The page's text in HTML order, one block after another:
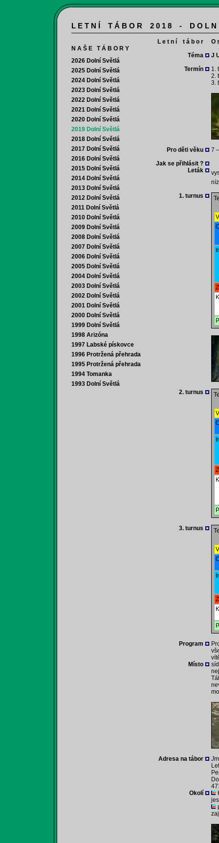
L E T N Í T Á B O R 2 0 1 8 - D O L
N A Š E T Á B O R Y
2026 Dolní Světlá
2025 Dolní Světlá
2024 Dolní Světlá
2023 Dolní Světlá
2022 Dolní Světlá
2021 Dolní Světlá
2020 Dolní Světlá
2019 Dolní Světlá
2018 Dolní Světlá
2017 Dolní Světlá
2016 Dolní Světlá
2015 Dolní Světlá
2014 Dolní Světlá
2013 Dolní Světlá
2012 Dolní Světlá
2011 Dolní Světlá
2010 Dolní Světlá
2009 Dolní Světlá
2008 Dolní Světlá
2007 Dolní Světlá
2006 Dolní Světlá
2005 Dolní Světlá
2004 Dolní Světlá
2003 Dolní Světlá
2002 Dolní Světlá
2001 Dolní Světlá
2000 Dolní Světlá
1999 Dolní Světlá
1998 Arizóna
1997 Labské pískovce
1996 Protržená přehrada
1995 Protržená přehrada
1994 Tomanka
1993 Dolní Světlá
L e t n í t á b o r
O
Téma
J
Termín
1.
2.
3.
Pro děti věku
7
Jak se přihlásit ?
Leták
1. turnus
2. turnus
3. turnus
Program
Místo
Adresa na tábor
Okolí